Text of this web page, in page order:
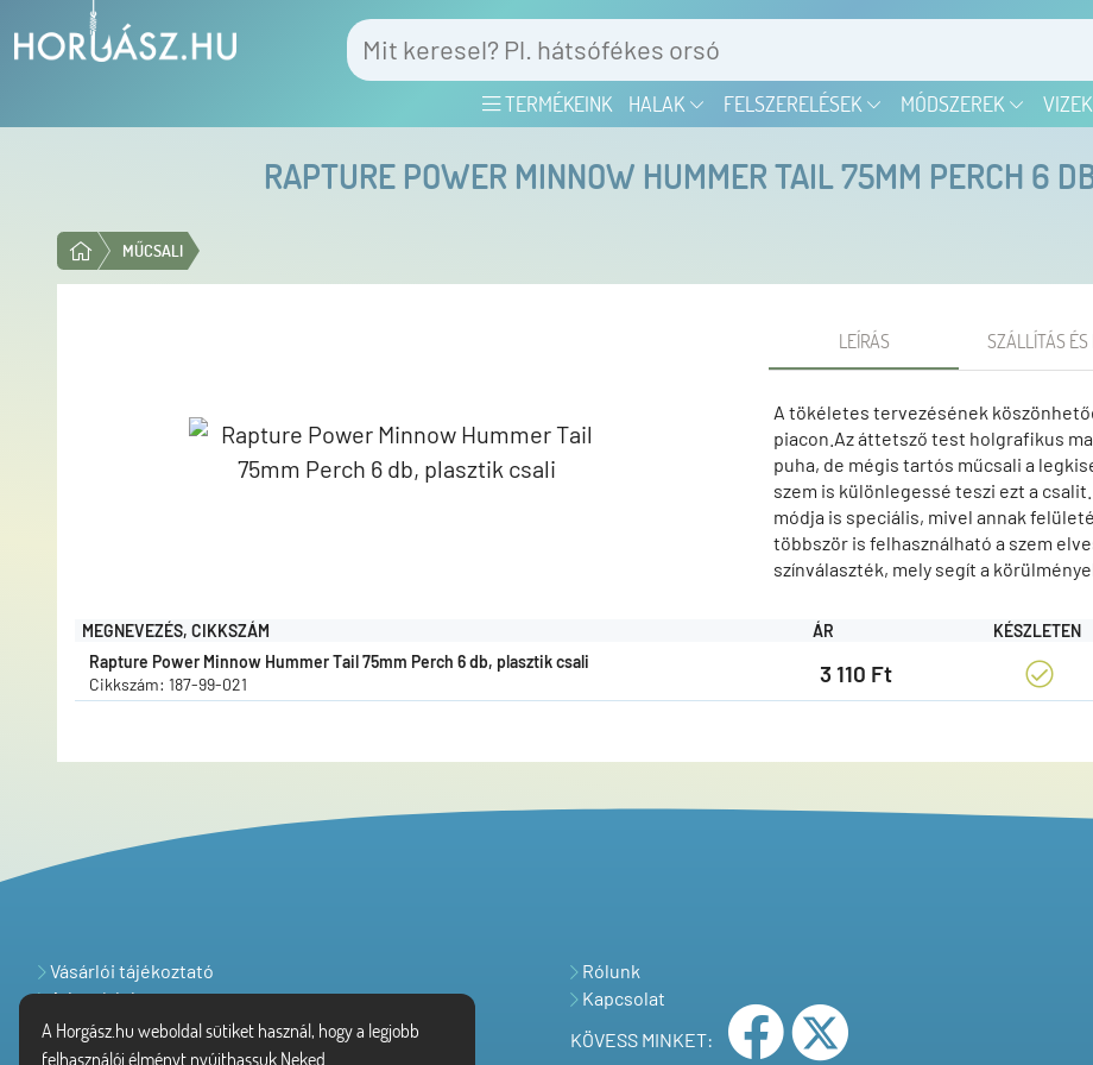
A Horgász.hu weboldal sütiket használ, hogy a legjobb
felhasználói élményt nyújthassuk Neked.
TERMÉKEINK HALAK FELSZERELÉSEK MÓDSZEREK VIZEK
RAPTURE POWER MINNOW HUMMER TAIL 75MM PERCH 6
MŰCSALI
LEÍRÁS SZÁLLÍTÁS ÉS
A tökéletes tervezésének
piacon.Az áttetsző test holgrafikus
puha, de mégis tartós műcsali a
szem is különlegessé teszi ezt a
módja is speciális, mivel annak
többször is felhasználható a szem
színválaszték, mely segít a
MEGNEVEZÉS, CIKKSZÁM ÁR KÉSZLETEN
Rapture Power Minnow Hummer Tail 75mm Perch 6 db, plasztik csali
Cikkszám: 187-99-021
3 110 Ft
Vásárlói tájékoztató
Adatvédelem
Rólunk
Kapcsolat
KÖVESS MINKET: